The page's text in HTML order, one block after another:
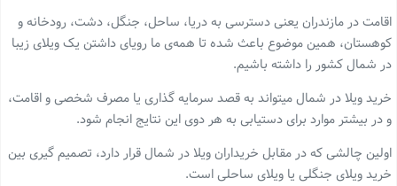
اقامت در مازندران یعنی دسترسی به دریا، ساحل، جنگل، دشت، رودخانه و
کوهستان، همین موضوع باعث شده تا همه‌ی ما رویای داشتن یک ویلای زیبا
در شمال کشور را داشته باشیم.
خرید ویلا در شمال میتواند به قصد سرمایه گذاری یا مصرف شخصی و اقامت،
و در بیشتر موارد برای دستیابی به هر دوی این نتایج انجام شود.
اولین چالشی که در مقابل خریداران ویلا در شمال قرار دارد، تصمیم گیری بین
خرید ویلای جنگلی یا ویلای ساحلی است.